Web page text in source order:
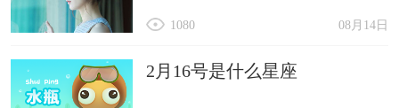
08月14日
1080
2月16号是什么星座